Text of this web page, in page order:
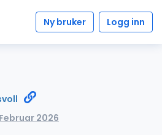
Ny bruker Logg inn
2026